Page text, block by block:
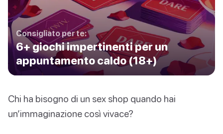
Consigliato per te:
6+ giochi impertinenti per un
appuntamento caldo (18+)
Chi ha bisogno di un sex shop quando hai
un’immaginazione così vivace?